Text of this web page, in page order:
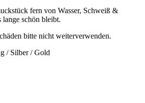
fern von Wasser, Schweiß &
lange schön bleibt.
bitte nicht weiterverwenden.
/ Silber / Gold